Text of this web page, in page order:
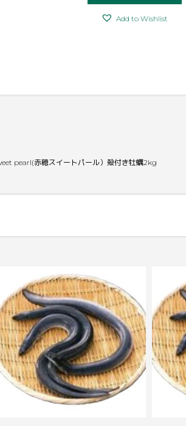
Add to Wishlist
pearl(赤穂スイートパール）殻付き牡蠣2kg